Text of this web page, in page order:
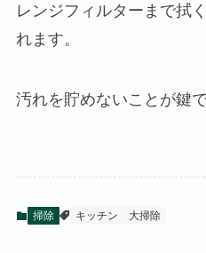
レンジフィルターまで拭
れます。
汚れを貯めないことが鍵で
掃除 キッチン 大掃除